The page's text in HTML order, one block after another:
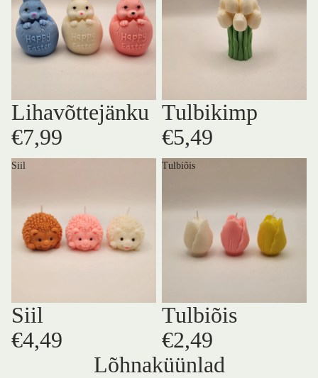
Lihavõttejänku
€7,99
Tulbikimp
€5,49
Siil
Siil
€4,49
Tulbiõis
Tulbiõis
€2,49
Lõhnaküünlad